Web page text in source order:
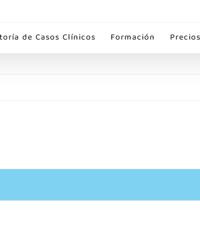
de Casos Clínicos Formación Precios